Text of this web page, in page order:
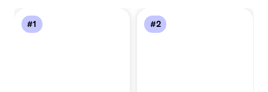
#1 #2